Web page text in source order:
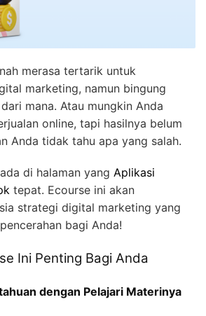
merasa tertarik untuk
marketing, namun bingung
mana. Atau mungkin Anda
online, tapi hasilnya belum
Anda tidak tahu apa yang salah.
di halaman yang Aplikasi
tepat. Ecourse ini akan
strategi digital marketing yang
bagi Anda!
Ini Penting Bagi Anda
dengan Pelajari Materinya